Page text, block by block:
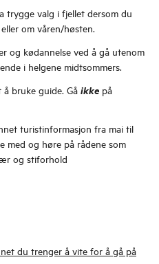
trygge valg i fjellet dersom du
om våren/høsten.
og kødannelse ved å gå utenom
i helgene midtsommers.
bruke guide. Gå ikke på
turistinformasjon fra mai til
med og høre på rådene som
og stiforhold
du trenger å vite for å gå på